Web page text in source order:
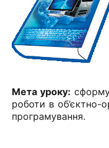
Мета уроку:
роботи в об’єктно-
програмування.